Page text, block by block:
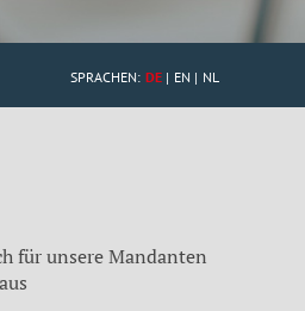
SPRACHEN: DE EN NL
für unsere Mandanten